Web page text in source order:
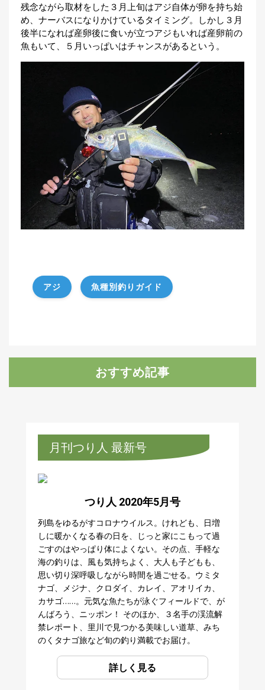
残念ながら取材をした３月上旬はアジ自体が卵を持ち始
め、ナーバスになりかけているタイミング。しかし３月
後半になれば産卵後に食いが立つアジもいれば産卵前の
魚もいて、５月いっぱいはチャンスがあるという。
アジ 魚種別釣りガイド
おすすめ記事
月刊つり人 最新号
つり人 2020年5月号
列島をゆるがすコロナウイルス。けれども、日増
しに暖かくなる春の日を、じっと家にこもって過
ごすのはやっぱり体によくない。その点、手軽な
海の釣りは、風も気持ちよく、大人も子どもも、
思い切り深呼吸しながら時間を過ごせる。ウミタ
ナゴ、メジナ、クロダイ、カレイ、アオリイカ、
カサゴ……。元気な魚たちが泳ぐフィールドで、が
んばろう、ニッポン！ そのほか、３名手の渓流解
禁レポート、里川で見つかる美味しい道草、みち
のくタナゴ旅など旬の釣り満載でお届け。
詳しく見る